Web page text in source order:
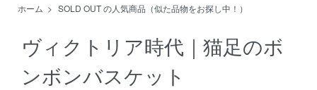
ホーム > SOLD OUT の人気商品（似た品物をお探し中！）
ヴィクトリア時代｜猫足のボ
ンボンバスケット